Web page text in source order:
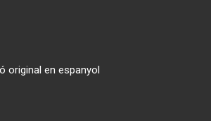
original en espanyol